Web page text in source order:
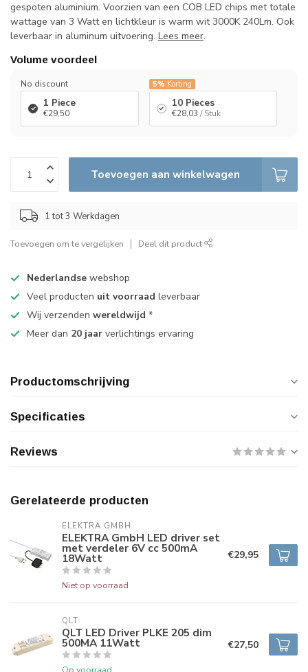
gespoten aluminium. Voorzien van een COB LED chips met totale
wattage van 3 Watt en lichtkleur is warm wit 3000K 240Lm. Ook
leverbaar in aluminum uitvoering. Lees meer.
Volume voordeel
No discount
1 Piece
€29,50
5% Korting
10 Pieces
€28,03 / Stuk
Toevoegen aan winkelwagen
1 tot 3 Werkdagen
Toevoegen om te vergelijken Deel dit product
Nederlandse webshop
Veel producten uit voorraad leverbaar
Wij verzenden wereldwijd *
Meer dan 20 jaar verlichtings ervaring
Productomschrijving
Specificaties
Reviews
Gerelateerde producten
ELEKTRA GMBH
ELEKTRA GmbH LED driver set
met verdeler 6V cc 500mA
18Watt
Niet op voorraad
€29,95
QLT
QLT LED Driver PLKE 205 dim
500MA 11Watt
Op voorraad
€27,50